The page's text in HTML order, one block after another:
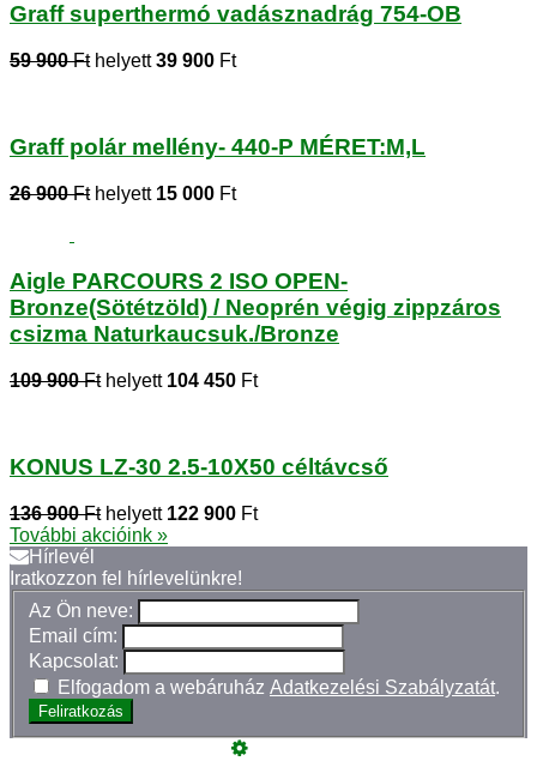
Graff superthermó vadásznadrág 754-OB
59 900 Fthelyett39 900 Ft
Graff polár mellény- 440-P MÉRET:M,L
26 900 Fthelyett 15 000 Ft
Aigle PARCOURS 2 ISO OPEN-
Bronze(Sötétzöld) / Neoprén végig zippzáros
csizma Naturkaucsuk./Bronze
109 900 Fthelyett 104 450 Ft
KONUS LZ-30 2.5-10X50 céltávcső
136 900 Fthelyett 122 900 Ft
További akcióink »
Hírlevél
Iratkozzon fel hírlevelünkre!
Az Ön neve:
Email cím:
Kapcsolat:
Elfogadom a webáruház Adatkezelési Szabályzatát.
Feliratkozás